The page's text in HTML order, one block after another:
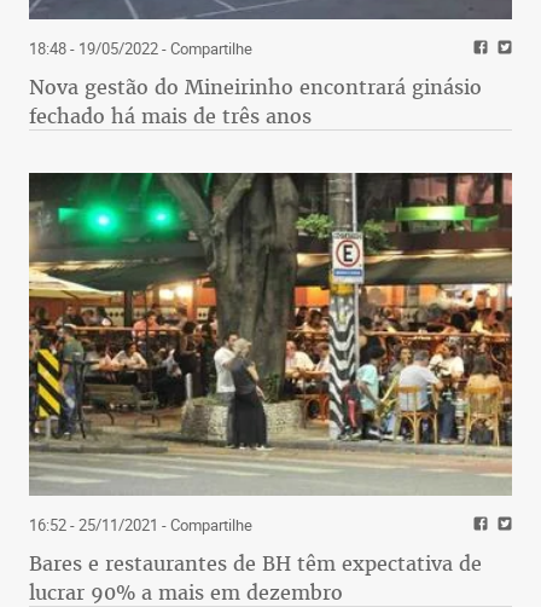
18:48 - 19/05/2022- Compartilhe
Nova gestão do Mineirinho encontrará ginásio
fechado há mais de três anos
16:52 - 25/11/2021 - Compartilhe
Bares e restaurantes de BH têm expectativa de
lucrar 90% a mais em dezembro